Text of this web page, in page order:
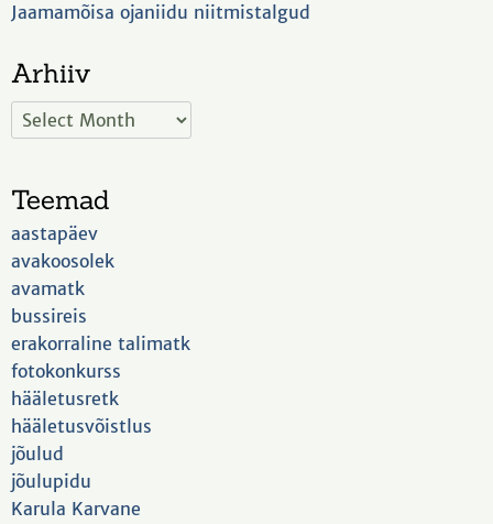
Jaamamõisa ojaniidu niitmistalgud
Arhiiv
Teemad
aastapäev
avakoosolek
avamatk
bussireis
erakorraline talimatk
fotokonkurss
hääletusretk
hääletusvõistlus
jõulud
jõulupidu
Karula Karvane